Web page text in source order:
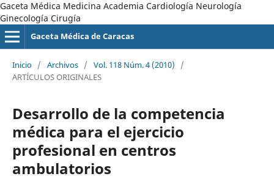
Gaceta Médica Medicina Academia Cardiología Neurología
Ginecología Cirugía
Gaceta Médica de Caracas
Inicio / Archivos / Vol. 118 Núm. 4 (2010)
/
ARTÍCULOS ORIGINALES
Desarrollo de la competencia
médica para el ejercicio
profesional en centros
ambulatorios